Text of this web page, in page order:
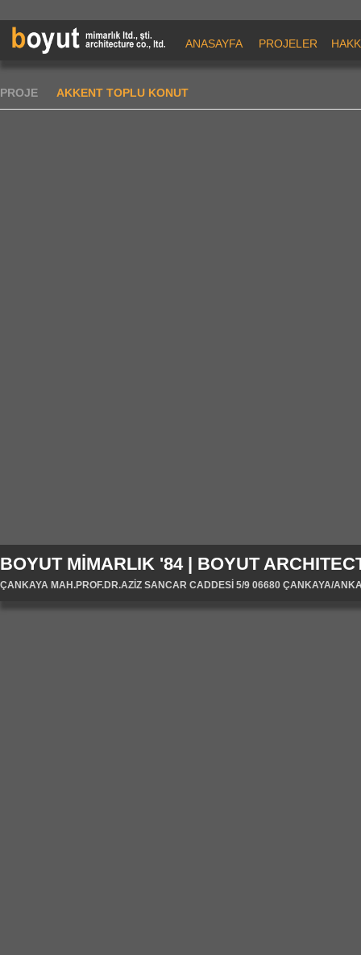
ANASAYFA PROJELER
PROJE AKKENT TOPLU KONUT
BOYUT MİMARLIK '84 | BOYUT
ÇANKAYA MAH.PROF.DR.AZİZ SANCAR CADDESİ 5/9 06680 ÇANKAYA/